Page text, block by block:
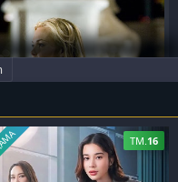
TM. 16